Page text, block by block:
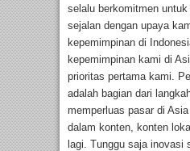
selalu berkomitmen
sejalan dengan upaya
kepemimpinan di
kepemimpinan kami di
prioritas pertama kami.
adalah bagian dari
memperluas pasar di
dalam konten, konten
lagi. Tunggu saja inovasi